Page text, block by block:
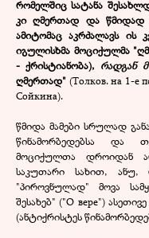
რომელშიც სატანა
კი ღმერთად და
ამიტომაც აკრძალავს ის
იგულისხმა მოციქულმა
- ქრისტიანობა), რადგან
ღმერთად" (Толков. на 1-е
Сойкина).
წმიდა მამები სრულად
წინამორბედებსა და
მოციქულთა დროიდან
საკუთარი სახით, ანუ,
"პიროვნულად" მოვა
შესახებ" ("О вере")
(ანტიქრისტეს